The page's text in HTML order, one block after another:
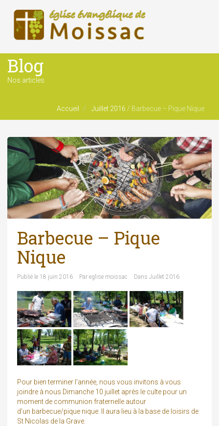
Blog
Nos articles
Accueil Juillet 2016 / Barbecue – Pique Nique
Barbecue – Pique
Nique
Publié le 18 juin 2016 Par eglise moissac Dans Juillet 2016
Pour bien terminer l’année, nous vous invitons à vous
joindre à nous Dimanche 10 juillet après le culte pour un
moment de communion fraternelle autour
d’un barbecue/pique nique. Il aura lieu à la base de loisirs de
St Nicolas de la Grave.